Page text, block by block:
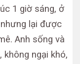
1 giờ sáng, ở
lại được
Anh sống và
ngại khó,